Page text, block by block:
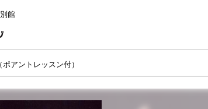
館
アントレッスン付）